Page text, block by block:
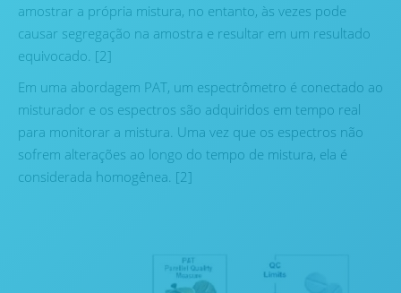
amostrar a própria mistura, no entanto, às vezes pode
causar segregação na amostra e resultar em um resultado
equivocado. [2]
Em uma abordagem PAT, um espectrômetro é conectado ao
misturador e os espectros são adquiridos em tempo real
para monitorar a mistura. Uma vez que os espectros não
sofrem alterações ao longo do tempo de mistura, ela é
considerada homogênea. [2]